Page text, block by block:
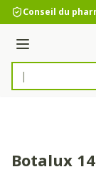
Aller au contenu
Conseil du
Menu
Rechercher
Botalux